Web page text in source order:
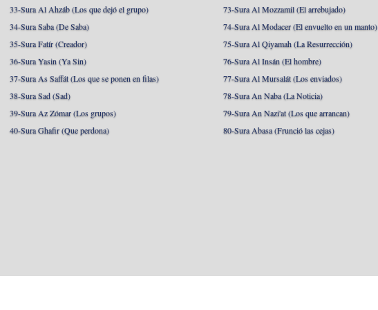
33-Sura Al Ahzáb (Los que dejó el grupo)
34-Sura Saba (De Saba)
35-Sura Fatír (Creador)
36-Sura Yasin (Ya Sin)
37-Sura As Saffát (Los que se ponen en filas)
38-Sura Sad (Sad)
39-Sura Az Zómar (Los grupos)
40-Sura Ghafir (Que perdona)
73-Sura Al Mozzamil (El arrebujado)
74-Sura Al Modacer (El envuelto en un manto)
75-Sura Al Qiyamah (La Resurrección)
76-Sura Al Insán (El hombre)
77-Sura Al Mursalát (Los enviados)
78-Sura An Naba (La Noticia)
79-Sura An Nazi'at (Los que arrancan)
80-Sura Abasa (Frunció las cejas)